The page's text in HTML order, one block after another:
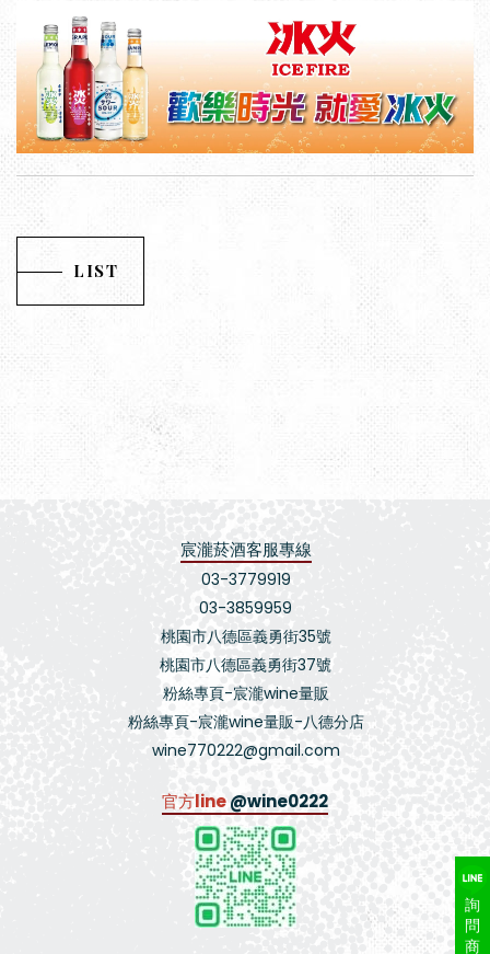
LIST
宸瀧菸酒客服專線
03-3779919
03-3859959
桃園市八德區義勇街35號
桃園市八德區義勇街37號
粉絲專頁-宸瀧wine量販
粉絲專頁-宸瀧wine量販-八德分店
wine770222@gmail.com
官方line@wine0222
詢
問
商